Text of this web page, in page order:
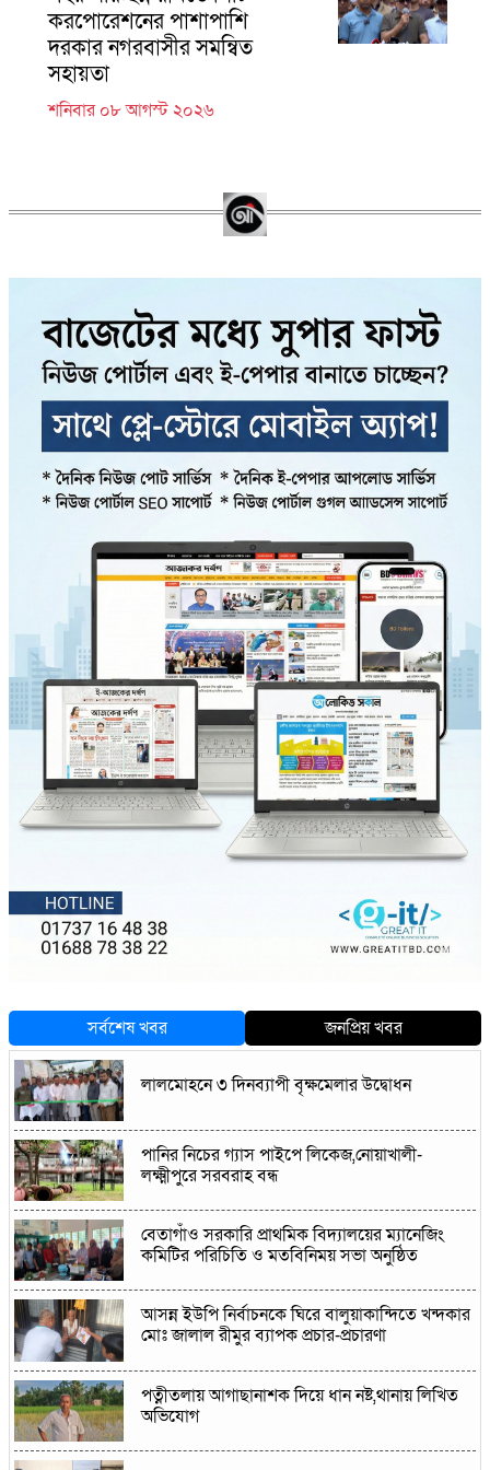
করপোরেশনের পাশাপাশি
দরকার নগরবাসীর সমন্বিত
সহায়তা
শনিবার ০৮ আগস্ট ২০২৬
সর্বশেষ খবর জনপ্রিয় খবর
লালমোহনে ৩ দিনব্যাপী বৃক্ষমেলার উদ্বোধন
পানির নিচের গ্যাস পাইপে লিকেজ,নোয়াখালী-
লক্ষ্মীপুরে সরবরাহ বন্ধ
বেতাগাঁও সরকারি প্রাথমিক বিদ্যালয়ের ম্যানেজিং
কমিটির পরিচিতি ও মতবিনিময় সভা অনুষ্ঠিত
আসন্ন ইউপি নির্বাচনকে ঘিরে বালুয়াকান্দিতে খন্দকার
মোঃ জালাল রীমুর ব্যাপক প্রচার-প্রচারণা
পত্নীতলায় আগাছানাশক দিয়ে ধান নষ্ট,থানায় লিখিত
অভিযোগ